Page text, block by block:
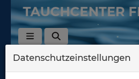
Zurück
Datenschutzeinstellungen